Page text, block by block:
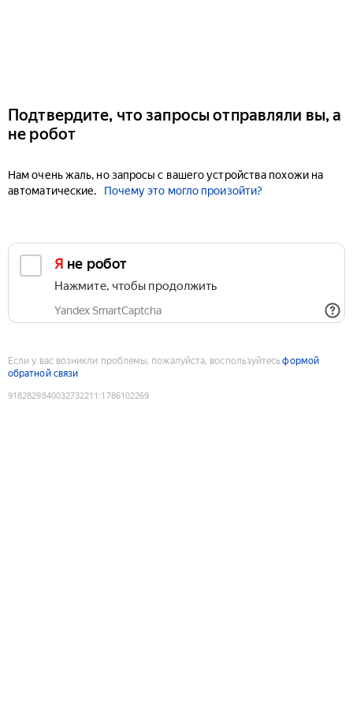
Подтвердите, что запросы отправляли вы, а
не робот
Нам очень жаль, но запросы с вашего устройства похожи на
автоматические.
Почему это могло произойти?
Я не робот
Нажмите, чтобы продолжить
Yandex SmartCaptcha
Если у вас возникли проблемы, пожалуйста, воспользуйтесьформой
обратной связи
9182829840032732211 :1786102269